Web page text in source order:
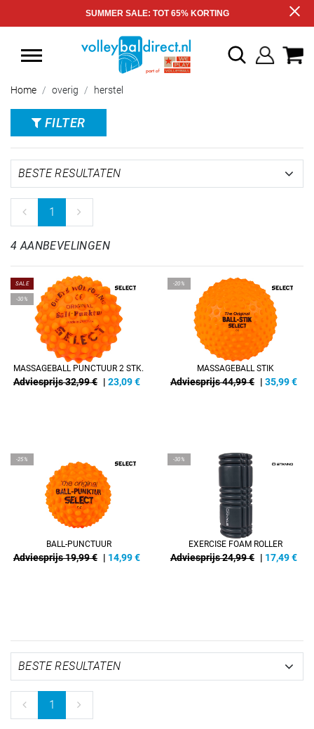
SUMMER SALE: TOT 65% KORTING
Home overig herstel
FILTER
1
4 AANBEVELINGEN
SALE
-30%
MASSAGEBALL PUNCTUUR 2 STK.
Adviesprijs 32,99 € | 23,09€
-20%
MASSAGEBALL STIK
Adviesprijs 44,99 € | 35,99€
-25%
BALL-PUNCTUUR
Adviesprijs 19,99 € | 14,99€
-30%
EXERCISE FOAM ROLLER
Adviesprijs 24,99 € | 17,49€
1